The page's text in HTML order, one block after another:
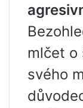
mlčet o
svého